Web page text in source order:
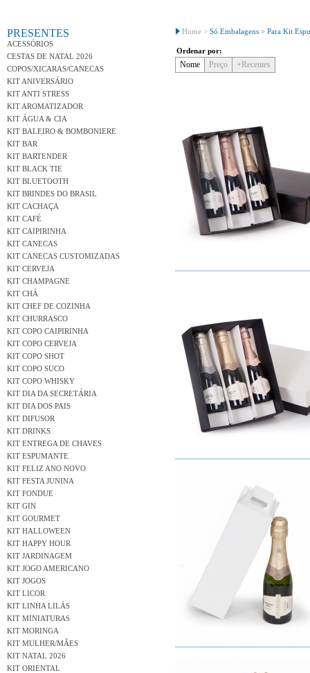
PRESENTES
ACESSÓRIOS
CESTAS DE NATAL 2026
COPOS/XICARAS/CANECAS
KIT ANIVERSÁRIO
KIT ANTI STRESS
KIT AROMATIZADOR
KIT ÁGUA & CIA
KIT BALEIRO & BOMBONIERE
KIT BAR
KIT BARTENDER
KIT BLACK TIE
KIT BLUETOOTH
KIT BRINDES DO BRASIL
KIT CACHAÇA
KIT CAFÉ
KIT CAIPIRINHA
KIT CANECAS
KIT CANECAS CUSTOMIZADAS
KIT CERVEJA
KIT CHAMPAGNE
KIT CHÁ
KIT CHEF DE COZINHA
KIT CHURRASCO
KIT COPO CAIPIRINHA
KIT COPO CERVEJA
KIT COPO SHOT
KIT COPO SUCO
KIT COPO WHISKY
KIT DIA DA SECRETÁRIA
KIT DIA DOS PAIS
KIT DIFUSOR
KIT DRINKS
KIT ENTREGA DE CHAVES
KIT ESPUMANTE
KIT FELIZ ANO NOVO
KIT FESTA JUNINA
KIT FONDUE
KIT GIN
KIT GOURMET
KIT HALLOWEEN
KIT HAPPY HOUR
KIT JARDINAGEM
KIT JOGO AMERICANO
KIT JOGOS
KIT LICOR
KIT LINHA LILÁS
KIT MINIATURAS
KIT MORINGA
KIT MULHER/MÃES
KIT NATAL 2026
KIT ORIENTAL
Home > Só Embalagens > Para Kit
Ordenar por:
Nome Preço +Recentes